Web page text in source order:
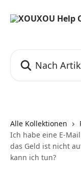
Alle Kollektionen
Ich habe eine E-
das Geld ist nicht
kann ich tun?